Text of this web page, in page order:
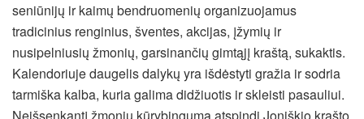
seniūnijų ir kaimų bendruomenių organizuojamus
tradicinius renginius, šventes, akcijas, įžymių ir
nusipelniusių žmonių, garsinančių gimtąjį kraštą, sukaktis.
Kalendoriuje daugelis dalykų yra išdėstyti gražia ir sodria
tarmiška kalba, kuria galima didžiuotis ir skleisti pasauliui.